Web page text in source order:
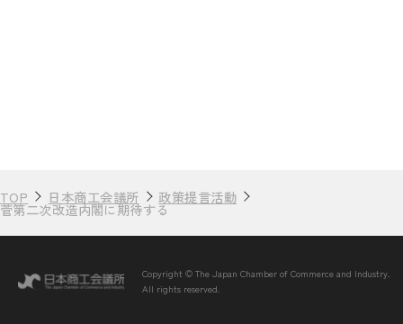
TOP 日本商工会議所 政策提言活動
菅第二次改造内閣に期待する
Copyright © The Japan Chamber of Commerce and Industry.
All rights reserved.